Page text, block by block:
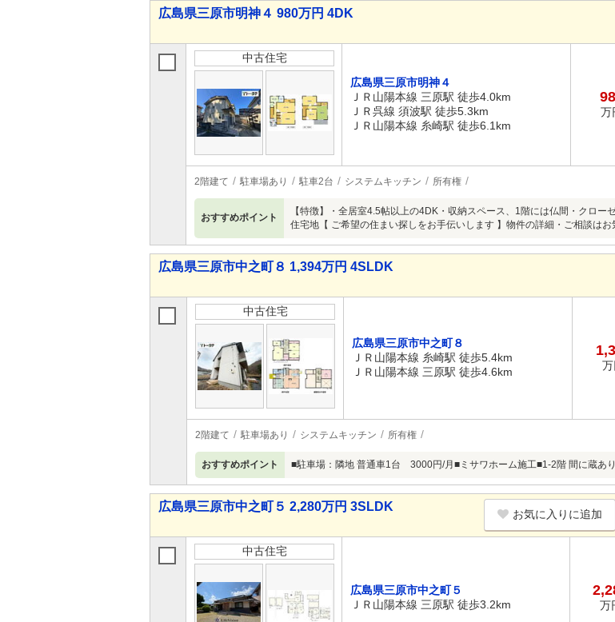
広島県三原市明神４ 980万円 4DK
中古住宅
広島県三原市明神４
ＪＲ山陽本線 三原駅 徒歩4.0km
ＪＲ呉線 須波駅 徒歩5.3km
ＪＲ山陽本線 糸崎駅 徒歩6.1km
万
2階建て 駐車場あり 駐車2台 システムキッチン 所有権
おすすめポイント
【特徴】・全居室4.5帖以上の4DK・収納スペース、1階には仏間・クロ
住宅地【 ご希望の住まい探しをお手伝いします 】物件の詳細・ご相談はお
広島県三原市中之町８ 1,394万円 4SLDK
中古住宅
広島県三原市中之町８
ＪＲ山陽本線 糸崎駅 徒歩5.4km
ＪＲ山陽本線 三原駅 徒歩4.6km
万
2階建て 駐車場あり システムキッチン 所有権
おすすめポイント ■駐車場：隣地 普通車1台 3000円/月■ミサワホーム施工■1-2階 間に蔵あり
広島県三原市中之町５ 2,280万円 3SLDK
お気に入りに追加
中古住宅
広島県三原市中之町５
ＪＲ山陽本線 三原駅 徒歩3.2km
万